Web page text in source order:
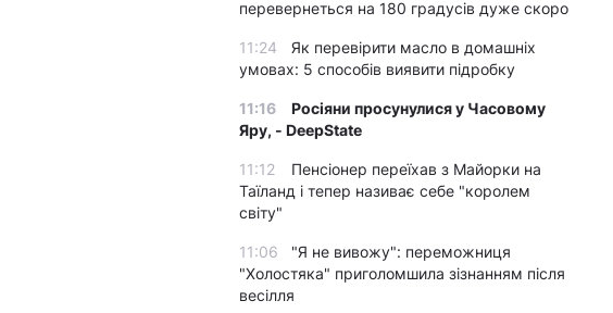
перевернеться на 180 градусів дуже скоро
11:24
Як перевірити масло в домашніх
умовах: 5 способів виявити підробку
11:16
Росіяни просунулися у Часовому
Яру, - DeepState
11:12
Пенсіонер переїхав з Майорки на
Таїланд і тепер називає себе "королем
світу"
11:06
"Я не вивожу": переможниця
"Холостяка" приголомшила зізнанням після
весілля